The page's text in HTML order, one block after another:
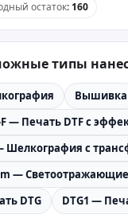
остаток: 160
типы
Вышивка
F — Печать DTF с
Шелкография с
—
DTG
DTG1 —